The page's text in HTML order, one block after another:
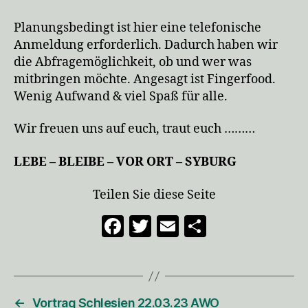
Planungsbedingt ist hier eine telefonische
Anmeldung erforderlich. Dadurch haben wir
die Abfragemöglichkeit, ob und wer was
mitbringen möchte. Angesagt ist Fingerfood.
Wenig Aufwand & viel Spaß für alle.
Wir freuen uns auf euch, traut euch ………
LEBE – BLEIBE – VOR ORT – SYBURG
Teilen Sie diese Seite
F
c
e
T
itt
er
E
ai
l
le
n
← Vortrag Schlesien 22.03.23 AWO